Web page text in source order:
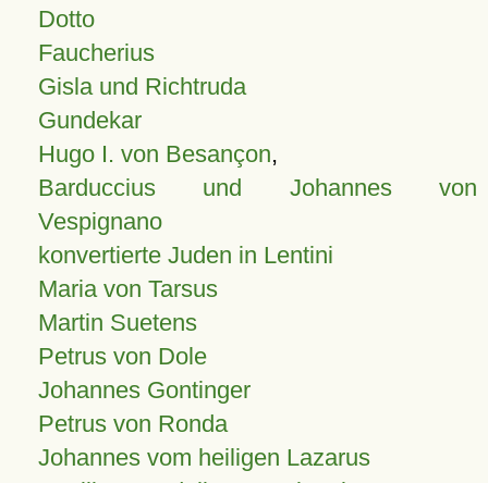
Dotto
Faucherius
Gisla und Richtruda
Gundekar
Hugo I. von Besançon,
Barduccius und Johannes von
Vespignano
konvertierte Juden in Lentini
Maria von Tarsus
Martin Suetens
Petrus von Dole
Johannes Gontinger
Petrus von Ronda
Johannes vom heiligen Lazarus